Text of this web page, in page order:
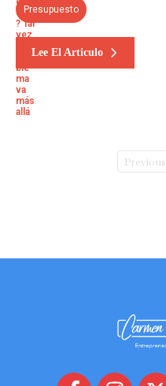
Presupuesto
Lee El Articulo
Previous